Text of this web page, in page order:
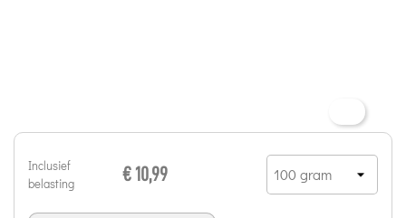
Inclusief
belasting
€ 10,99